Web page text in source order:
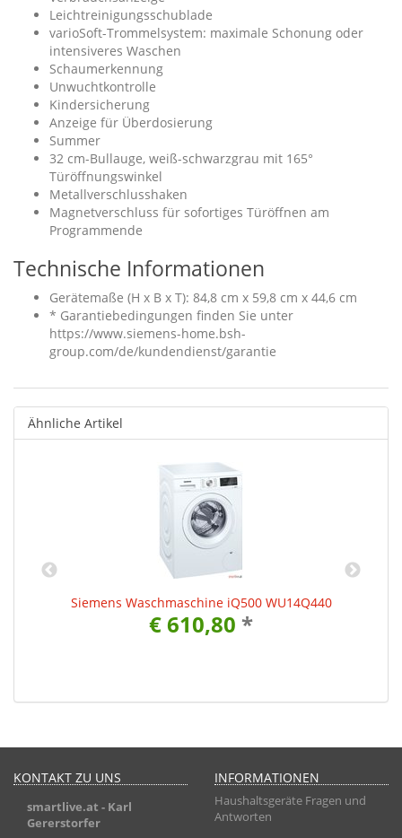
Leichtreinigungsschublade
varioSoft-Trommelsystem: maximale Schonung oder
intensiveres Waschen
Schaumerkennung
Unwuchtkontrolle
Kindersicherung
Anzeige für Überdosierung
Summer
32 cm-Bullauge, weiß-schwarzgrau mit 165°
Türöffnungswinkel
Metallverschlusshaken
Magnetverschluss für sofortiges Türöffnen am
Programmende
Technische Informationen
Gerätemaße (H x B x T): 84,8 cm x 59,8 cm x 44,6 cm
* Garantiebedingungen finden Sie unter
https://www.siemens-home.bsh-
group.com/de/kundendienst/garantie
Ähnliche Artikel
Siemens Waschmaschine iQ500 WU14Q440
€ 610,80 *
KONTAKT ZU UNS
smartlive.at - Karl
Gererstorfer
INFORMATIONEN
Haushaltsgeräte Fragen und
Antworten